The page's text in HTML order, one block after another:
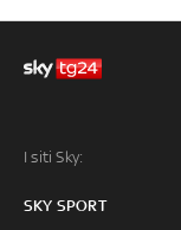
I siti Sky:
SKY SPORT